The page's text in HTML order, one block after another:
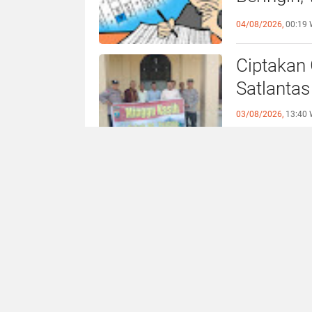
Deli
04/08/2026, 00:19
Ciptakan
03/08/2026, 13:40